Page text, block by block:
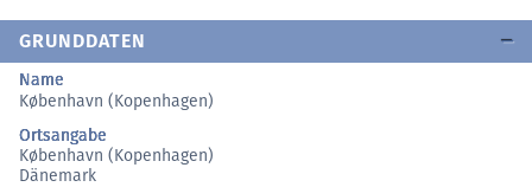
GRUNDDATEN
Name
København (Kopenhagen)
Ortsangabe
København (Kopenhagen)
Dänemark